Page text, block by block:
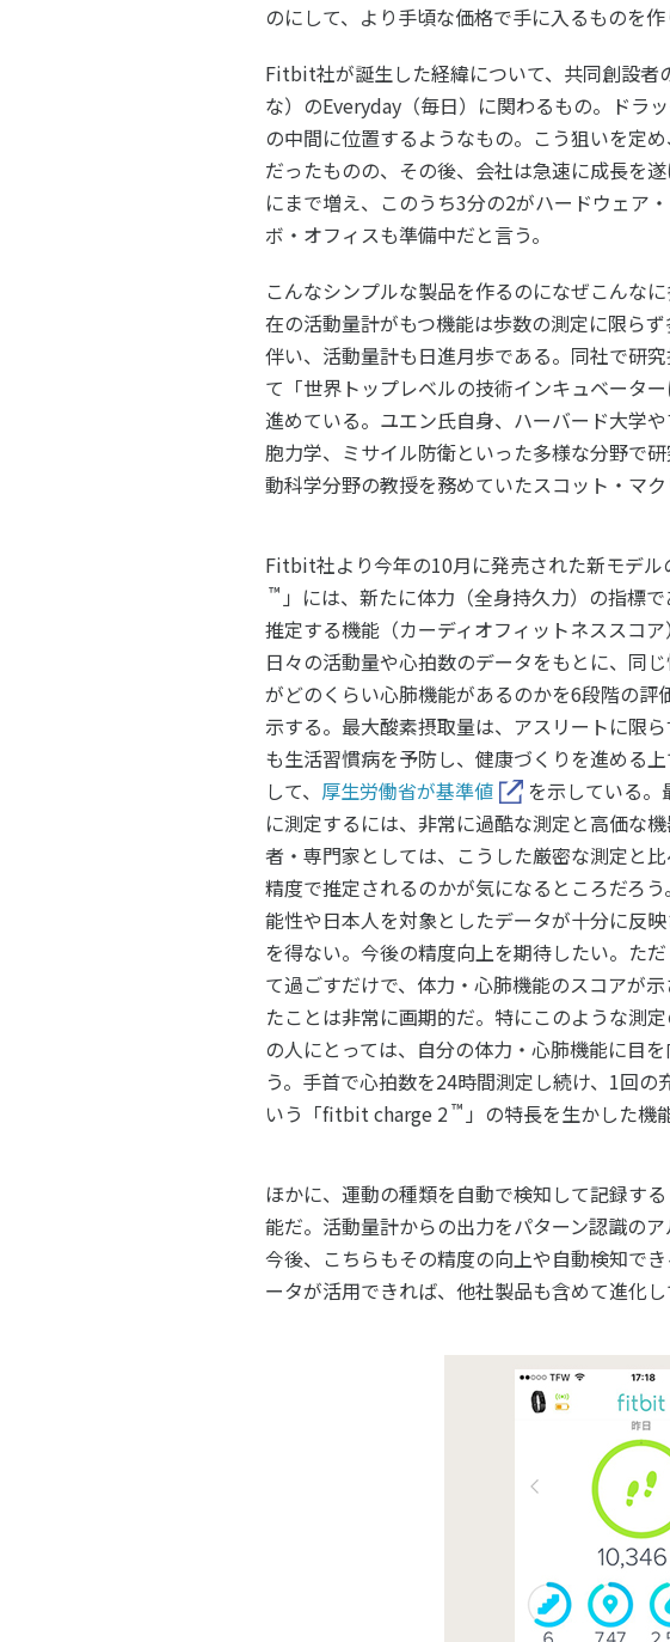
のにして、より手頃な価格で手に入るものを作
Fitbit社が誕生した経緯について、共同創設者
な）のEveryday（毎日）に関わるもの。ドラ
の中間に位置するようなもの。こう狙いを定
だったものの、その後、会社は急速に成長を
にまで増え、このうち3分の2がハードウェア
ボ・オフィスも準備中だと言う。
こんなシンプルな製品を作るのになぜこんな
在の活動量計がもつ機能は歩数の測定に限ら
伴い、活動量計も日進月歩である。同社で研
て「世界トップレベルの技術インキュベータ
進めている。ユエン氏自身、ハーバード大学
胞力学、ミサイル防衛といった多様な分野で
動科学分野の教授を務めていたスコット・マ
Fitbit社より今年の10月に発売された新モデ
™ 」には、新たに体力（全身持久力）の指標
推定する機能（カーディオフィットネススコア
日々の活動量や心拍数のデータをもとに、同
がどのくらい心肺機能があるのかを6段階の評
示する。最大酸素摂取量は、アスリートに限
も生活習慣病を予防し、健康づくりを進める
して、 厚生労働省が基準値
を示している
に測定するには、非常に過酷な測定と高価な
者・専門家としては、こうした厳密な測定と
精度で推定されるのかが気になるところだろ
能性や日本人を対象としたデータが十分に反
を得ない。今後の精度向上を期待したい。た
て過ごすだけで、体力・心肺機能のスコアが
たことは非常に画期的だ。特にこのような測
の人にとっては、自分の体力・心肺機能に目
う。手首で心拍数を24時間測定し続け、1回の
いう「fitbit charge 2™ 」の特長を生かした機
ほかに、運動の種類を自動で検知して記録す
能だ。活動量計からの出力をパターン認識の
今後、こちらもその精度の向上や自動検知で
ータが活用できれば、他社製品も含めて進化